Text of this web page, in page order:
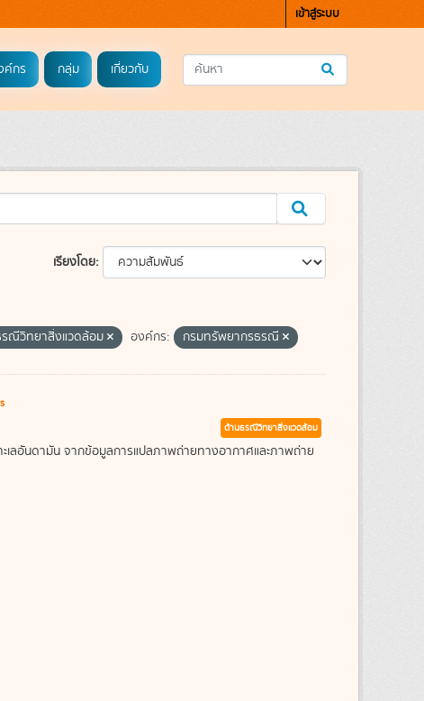
เข้าสู่ระบบ
ค์กร กลุ่ม เกี่ยวกับ
เรียงโดย
ณีวิทยาสิ่งแวดล้อม องค์กร: กรมทรัพยากรธรณี
ด้านธรณีวิทยาสิ่งแวดล้อม
เลอันดามัน จากข้อมูลการแปลภาพถ่ายทางอากาศและภาพถ่าย